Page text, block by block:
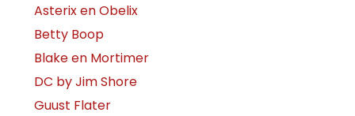
Asterix en Obelix
Betty Boop
Blake en Mortimer
DC by Jim Shore
Guust Flater